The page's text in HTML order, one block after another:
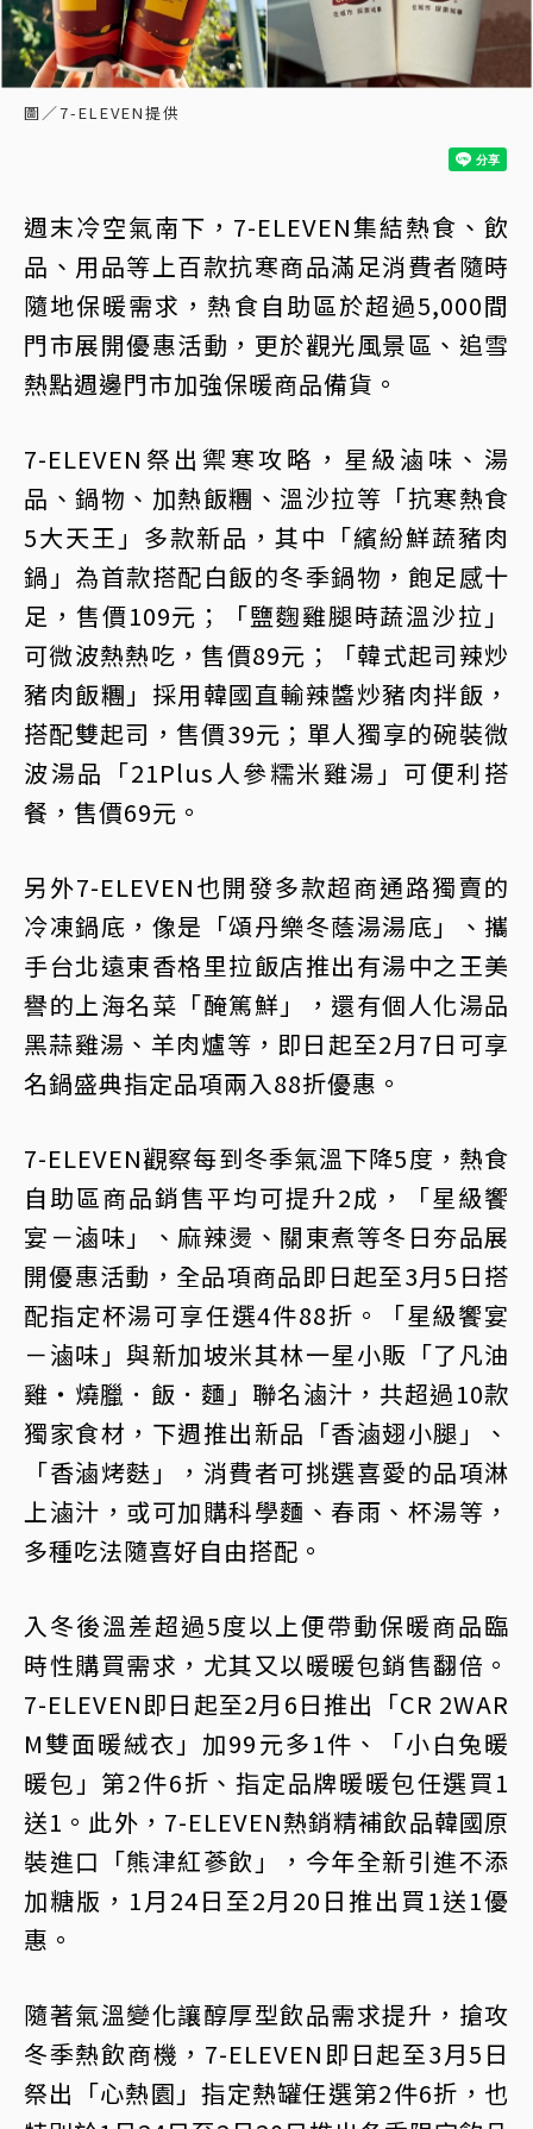
圖／7-ELEVEN提供
週末冷空氣南下，7-ELEVEN集結熱食、飲
品、用品等上百款抗寒商品滿足消費者隨時
隨地保暖需求，熱食自助區於超過5,000間
門市展開優惠活動，更於觀光風景區、追雪
熱點週邊門市加強保暖商品備貨。
7-ELEVEN祭出禦寒攻略，星級滷味、湯
品、鍋物、加熱飯糰、溫沙拉等「抗寒熱食
5大天王」多款新品，其中「繽紛鮮蔬豬肉
鍋」為首款搭配白飯的冬季鍋物，飽足感十
足，售價109元；「鹽麴雞腿時蔬溫沙拉」
可微波熱熱吃，售價89元；「韓式起司辣炒
豬肉飯糰」採用韓國直輸辣醬炒豬肉拌飯，
搭配雙起司，售價39元；單人獨享的碗裝微
波湯品「21Plus人參糯米雞湯」可便利搭
餐，售價69元。
另外7-ELEVEN也開發多款超商通路獨賣的
冷凍鍋底，像是「頌丹樂冬蔭湯湯底」、攜
手台北遠東香格里拉飯店推出有湯中之王美
譽的上海名菜「醃篤鮮」，還有個人化湯品
黑蒜雞湯、羊肉爐等，即日起至2月7日可享
名鍋盛典指定品項兩入88折優惠。
7-ELEVEN觀察每到冬季氣溫下降5度，熱食
自助區商品銷售平均可提升2成，「星級饗
宴－滷味」、麻辣燙、關東煮等冬日夯品展
開優惠活動，全品項商品即日起至3月5日搭
配指定杯湯可享任選4件88折。「星級饗宴
－滷味」與新加坡米其林一星小販「了凡油
雞‧燒臘．飯．麵」聯名滷汁，共超過10款
獨家食材，下週推出新品「香滷翅小腿」、
「香滷烤麩」，消費者可挑選喜愛的品項淋
上滷汁，或可加購科學麵、春雨、杯湯等，
多種吃法隨喜好自由搭配。
入冬後溫差超過5度以上便帶動保暖商品臨
時性購買需求，尤其又以暖暖包銷售翻倍。
7-ELEVEN即日起至2月6日推出「CR 2WAR
M雙面暖絨衣」加99元多1件、「小白兔暖
暖包」第2件6折、指定品牌暖暖包任選買1
送1。此外，7-ELEVEN熱銷精補飲品韓國原
裝進口「熊津紅蔘飲」，今年全新引進不添
加糖版，1月24日至2月20日推出買1送1優
惠。
隨著氣溫變化讓醇厚型飲品需求提升，搶攻
冬季熱飲商機，7-ELEVEN即日起至3月5日
祭出「心熱園」指定熱罐任選第2件6折，也